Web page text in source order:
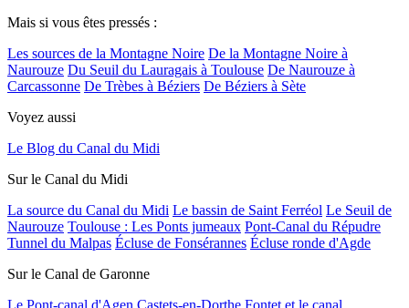
Mais si vous êtes pressés :
Les sources de la Montagne Noire De la Montagne Noire à
Naurouze Du Seuil du Lauragais à Toulouse De Naurouze à
Carcassonne De Trèbes à Béziers De Béziers à Sète
Voyez aussi
Le Blog du Canal du Midi
Sur le Canal du Midi
La source du Canal du Midi Le bassin de Saint Ferréol Le Seuil de
Naurouze Toulouse : Les Ponts jumeaux Pont-Canal du Répudre
Tunnel du Malpas Écluse de Fonsérannes Écluse ronde d'Agde
Sur le Canal de Garonne
Le Pont-canal d'Agen Castets-en-Dorthe Fontet et le canal